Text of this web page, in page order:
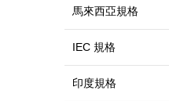
馬來西亞規格
IEC 規格
印度規格